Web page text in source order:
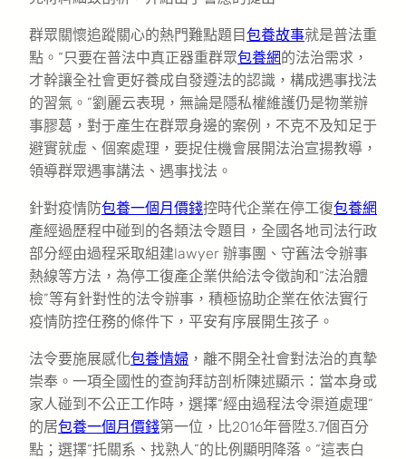
群眾關懷追蹤關心的熱門難點題目 包養故事就是普法重
點。“只要在普法中真正器重群眾包養網的法治需求，
才幹讓全社會更好養成自發遵法的認識，構成遇事找法
的習氣。”劉麗云表現，無論是隱私權維護仍是物業辦
事膠葛，對于產生在群眾身邊的案例，不克不及知足于
避實就虛、個案處理，要捉住機會展開法治宣揚教導，
領導群眾遇事講法、遇事找法。
針對疫情防包養一個月價錢控時代企業在停工復包養網
產經過歷程中碰到的各類法令題目，全國各地司法行政
部分經由過程采取組建lawyer 辦事團、守舊法令辦事
熱線等方法，為停工復產企業供給法令徵詢和“法治體
檢”等有針對性的法令辦事，積極協助企業在依法實行
疫情防控任務的條件下，平安有序展開生孩子。
法令要施展感化包養情婦 ，離不開全社會對法治的真摯
崇奉。一項全國性的查詢拜訪剖析陳述顯示：當本身或
家人碰到不公正工作時，選擇“經由過程法令渠道處理”
的居包養一個月價錢第一位，比2016年晉陞3.7個百分
點；選擇“托關系、找熟人”的比例顯明降落。“這表白